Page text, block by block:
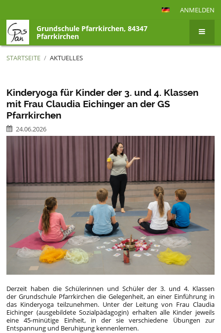
ANMELDEN
Grundschule Pfarrkirchen, 84347
Pfarrkirchen
STARTSEITE / AKTUELLES
Kinderyoga für Kinder der 3. und 4. Klassen
mit Frau Claudia Eichinger an der GS
Pfarrkirchen
24.06.2026
Derzeit haben die Schülerinnen und Schüler der 3. und 4. Klassen
der Grundschule Pfarrkirchen die Gelegenheit, an einer Einführung in
das Kinderyoga teilzunehmen. Unter der Leitung von Frau Claudia
Eichinger (ausgebildete Sozialpädagogin) erhalten alle Kinder jeweils
eine 45-minütige Einheit, in der sie verschiedene Übungen zur
Entspannung und Beruhigung kennenlernen.